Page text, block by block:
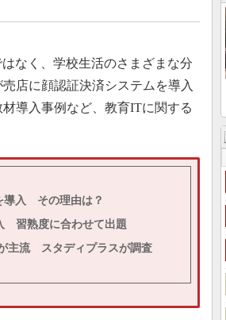
なく、学校生活のさまざまな分
店に顔認証決済システムを導入
導入事例など、教育ITに関する
導入 その理由は？
習熟度に合わせて出題
主流 スタディプラスが調査